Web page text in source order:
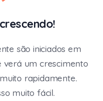
são iniciados em
verá um crescimento
rapidamente.
muito fácil.